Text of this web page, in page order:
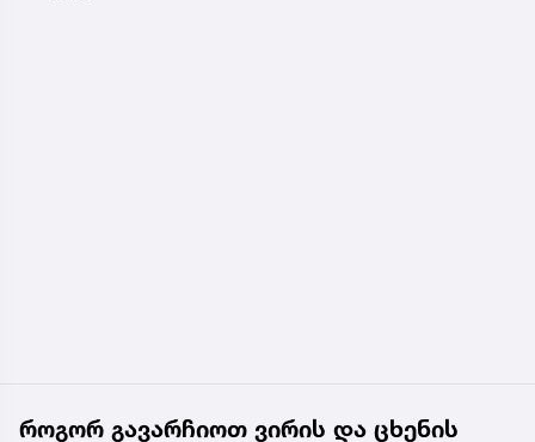
როგორ გავარჩიოთ ვირის და ცხენის